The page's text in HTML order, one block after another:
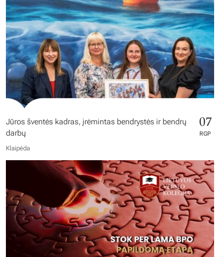
Jūros šventės kadras, įrėmintas bendrystės ir bendrų
darbų
07
RGP
Klaipėda